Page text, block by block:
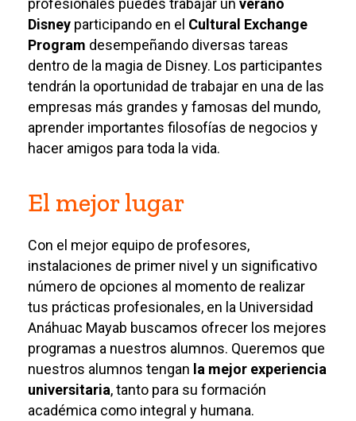
Disney participando en el Cultural Exchange
Program desempeñando diversas tareas
dentro de la magia de Disney. Los participantes
tendrán la oportunidad de trabajar en una de las
empresas más grandes y famosas del mundo,
aprender importantes filosofías de negocios y
hacer amigos para toda la vida.
El mejor lugar
Con el mejor equipo de profesores,
instalaciones de primer nivel y un significativo
número de opciones al momento de realizar
tus prácticas profesionales, en la Universidad
Anáhuac Mayab buscamos ofrecer los mejores
programas a nuestros alumnos. Queremos que
nuestros alumnos tengan la mejor experiencia
universitaria, tanto para su formación
académica como integral y humana.